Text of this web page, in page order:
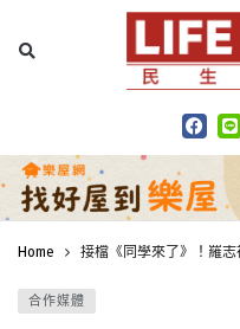
Home 接檔《同學來了》！羅
合作媒體